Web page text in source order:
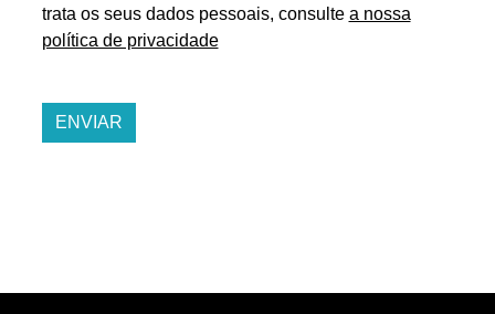
trata os seus dados pessoais, consulte a nossa
política de privacidade
ENVIAR